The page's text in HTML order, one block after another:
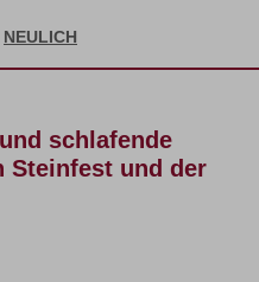
NEULICH
schlafende
Steinfest und der